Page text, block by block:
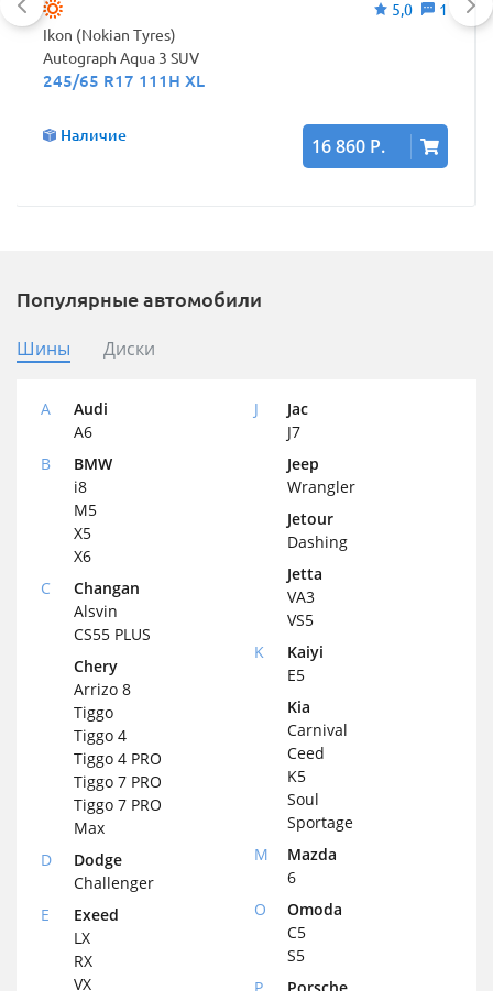
5,0
1
Ikon (Nokian Tyres)
Autograph Aqua 3 SUV
245/65 R17 111H XL
Наличие 16 860 Р.
Популярные автомобили
Шины Диски
A
Audi
A6
B
BMW
i8
M5
X5
X6
C
Changan
Alsvin
CS55 PLUS
Chery
Arrizo 8
Tiggo
Tiggo 4
Tiggo 4 PRO
Tiggo 7 PRO
Tiggo 7 PRO
Max
D
Dodge
Challenger
E
Exeed
LX
RX
VX
J
Jac
J7
Jeep
Wrangler
Jetour
Dashing
Jetta
VA3
VS5
K
Kaiyi
E5
Kia
Carnival
Ceed
K5
Soul
Sportage
M
Mazda
6
O
Omoda
C5
S5